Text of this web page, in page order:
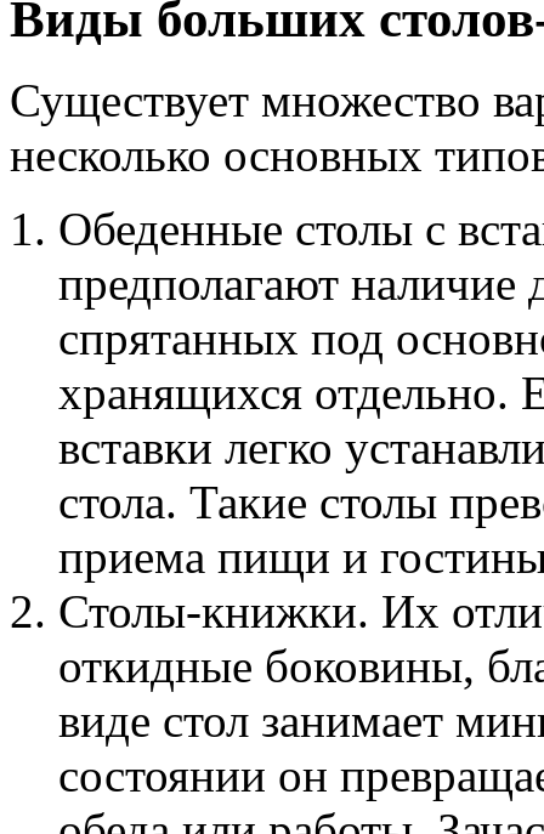
Виды больших
Существует множество
несколько основных
Обеденные столы с
предполагают наличие
спрятанных под
хранящихся отдельно.
вставки легко
стола. Такие столы
приема пищи и
Столы-книжки. Их
откидные боковины,
виде стол занимает
состоянии он